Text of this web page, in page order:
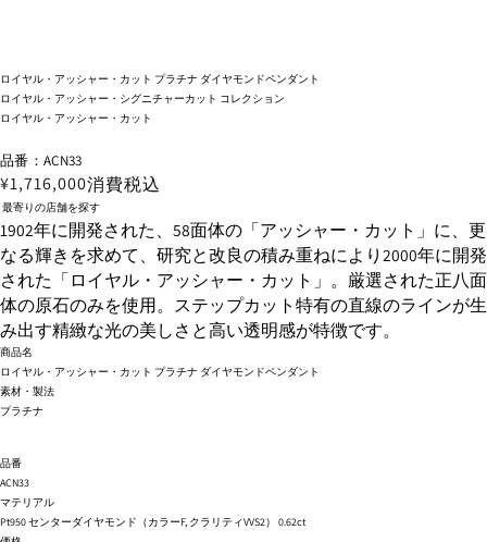
ロイヤル・アッシャー・カット プラチナ ダイヤモンドペンダント
ロイヤル・アッシャー・シグニチャーカット コレクション
ロイヤル・アッシャー・カット
品番：ACN33
¥1,716,000消費税込
最寄りの店舗を探す
1902年に開発された、58面体の「アッシャー・カット」に、更
なる輝きを求めて、研究と改良の積み重ねにより2000年に開発
された「ロイヤル・アッシャー・カット」。厳選された正八面
体の原石のみを使用。ステップカット特有の直線のラインが生
み出す精緻な光の美しさと高い透明感が特徴です。
商品名
ロイヤル・アッシャー・カット プラチナ ダイヤモンドペンダント
素材・製法
プラチナ
品番
ACN33
マテリアル
Pt950 センターダイヤモンド（カラーF, クラリティVVS2） 0.62ct